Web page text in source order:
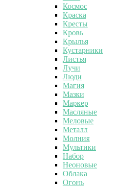
Космос
Краска
Кресты
Кровь
Крылья
Кустарники
Листья
Лучи
Люди
Магия
Мазки
Маркер
Масляные
Меловые
Металл
Молния
Мультики
Набор
Неоновые
Облака
Огонь